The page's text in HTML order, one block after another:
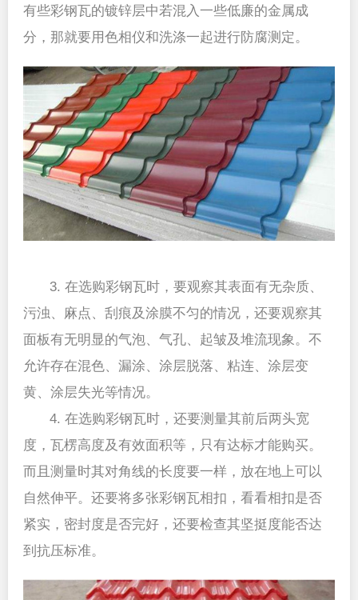
有些彩钢瓦的镀锌层中若混入一些低廉的金属成
分，那就要用色相仪和洗涤一起进行防腐测定。
3. 在选购彩钢瓦时，要观察其表面有无杂质、
污浊、麻点、刮痕及涂膜不匀的情况，还要观察其
面板有无明显的气泡、气孔、起皱及堆流现象。不
允许存在混色、漏涂、涂层脱落、粘连、涂层变
黄、涂层失光等情况。
4. 在选购彩钢瓦时，还要测量其前后两头宽
度，瓦楞高度及有效面积等，只有达标才能购买。
而且测量时其对角线的长度要一样，放在地上可以
自然伸平。还要将多张彩钢瓦相扣，看看相扣是否
紧实，密封度是否完好，还要检查其坚挺度能否达
到抗压标准。